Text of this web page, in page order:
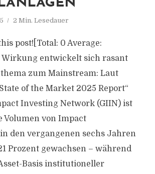
2 Min. Lesedauer
post![Total: 0 Average:
entwickelt sich rasant
zum Mainstream: Laut
of the Market 2025 Report“
Investing Network (GIIN) ist
Volumen von Impact
den vergangenen sechs Jahren
Prozent gewachsen – während
Basis institutioneller